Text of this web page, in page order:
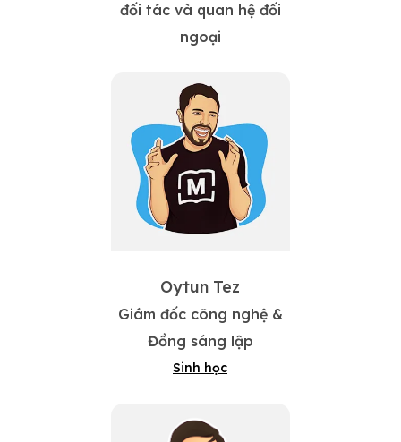
đối tác và quan hệ đối
ngoại
Oytun Tez
Giám đốc công nghệ &
Đồng sáng lập
Sinh học